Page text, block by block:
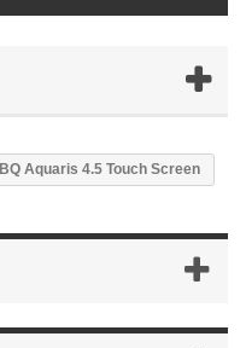
BQ Aquaris 4.5 Touch Screen